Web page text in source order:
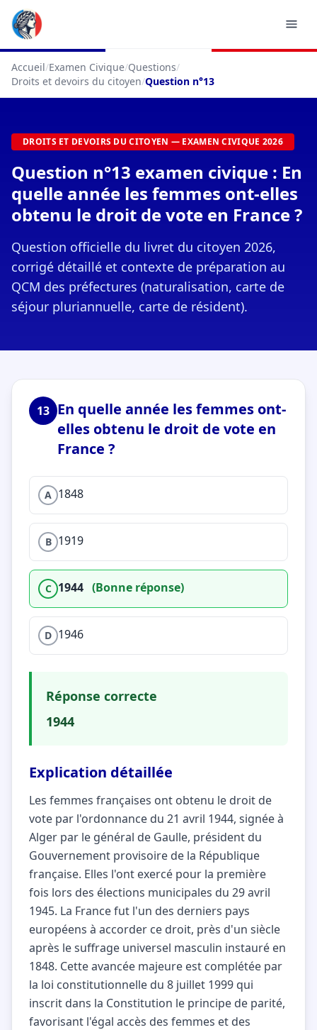
Accueil/Examen Civique/Questions/
Droits et devoirs du citoyen/Question n°13
DROITS ET DEVOIRS DU CITOYEN — EXAMEN CIVIQUE 2026
Question n°13 examen civique : En
quelle année les femmes ont-elles
obtenu le droit de vote en France ?
Question officielle du livret du citoyen 2026,
corrigé détaillé et contexte de préparation au
QCM des préfectures (naturalisation, carte de
séjour pluriannuelle, carte de résident).
13 En quelle année les femmes ont-
elles obtenu le droit de vote en
France ?
A 1848
B 1919
C 1944 (Bonne réponse)
D 1946
Réponse correcte
1944
Explication détaillée
Les femmes françaises ont obtenu le droit de
vote par l'ordonnance du 21 avril 1944, signée à
Alger par le général de Gaulle, président du
Gouvernement provisoire de la République
française. Elles l'ont exercé pour la première
fois lors des élections municipales du 29 avril
1945. La France fut l'un des derniers pays
européens à accorder ce droit, près d'un siècle
après le suffrage universel masculin instauré en
1848. Cette avancée majeure est complétée par
la loi constitutionnelle du 8 juillet 1999 qui
inscrit dans la Constitution le principe de parité,
favorisant l'égal accès des femmes et des